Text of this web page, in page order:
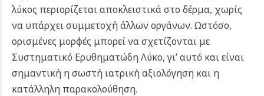
λύκος περιορίζεται αποκλειστικά στο δέρμα, χωρίς
να υπάρχει συμμετοχή άλλων οργάνων. Ωστόσο,
ορισμένες μορφές μπορεί να σχετίζονται με
Συστηματικό Ερυθηματώδη Λύκο, γι’ αυτό και είναι
σημαντική η σωστή ιατρική αξιολόγηση και η
κατάλληλη παρακολούθηση.